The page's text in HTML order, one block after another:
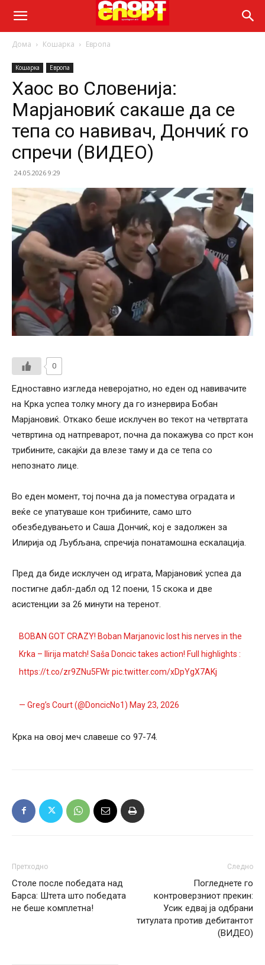
Дома Кошарка Европа
Кошарка Европа
Хаос во Словенија:
Марјановиќ сакаше да се
тепа со навивач, Дончиќ го
спречи (ВИДЕО)
24.05.2026 9:29
0
Едноставно изгледа неверојатно, но еден од навивачите
на Крка успеа толку многу да го изнервира Бобан
Марјановиќ. Откако беше исклучен во текот на четвртата
четвртина од натпреварот, почна да покажува со прст кон
трибините, сакајќи да влезе таму и да се тепа со
непознато лице.
Во еден момент, тој почна да ја поместува оградата и
веќе се упатуваше кон трибините, само што
обезбедувањето и Саша Дончиќ, кој е задолжен за
Илирија од Љубљана, спречија понатамошна ескалација.
Пред да биде исклучен од играта, Марјановиќ успеа да
постигне дабл-дабл од 12 поени, 15 скока и две
асистенции за 26 минути на теренот.
BOBAN GOT CRAZY! Boban Marjanovic lost his nerves in the
Krka – Ilirija match! Saša Doncic takes action! Full highlights :
https://t.co/zr9ZNu5FWr pic.twitter.com/xDpYgX7AKj
— Greg’s Court (@DoncicNo1) May 23, 2026
Крка на овој меч славеше со 97-74.
Претходно
Столе после победата над
Барса: Штета што победата
не беше комплетна!
Следно
Погледнете го
контроверзниот прекин:
Усик едвај ја одбрани
титулата против дебитантот
(ВИДЕО)